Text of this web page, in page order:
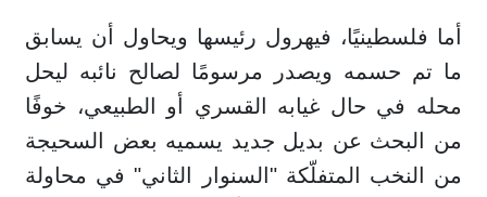
أما فلسطينيًا، فيهرول رئيسها ويحاول أن يسابق
ما تم حسمه ويصدر مرسومًا لصالح نائبه ليحل
محله في حال غيابه القسري أو الطبيعي، خوفًا
من البحث عن بديل جديد يسميه بعض السحيجة
من النخب المتفلّكة "السنوار الثاني" في محاولة